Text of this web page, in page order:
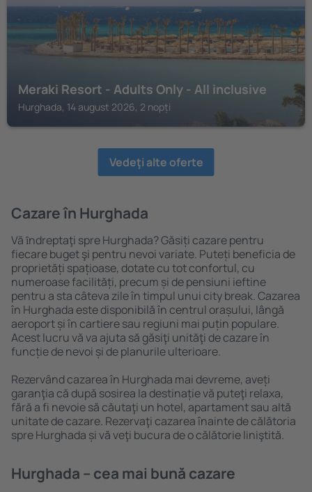
Meraki Resort - Adults Only - All inclusive
Hurghada, 14 august 2026, 2 nopți
Vedeţi alte oferte
Cazare în Hurghada
Vă ȋndreptaţi spre Hurghada? Găsiți cazare pentru
fiecare buget şi pentru nevoi variate. Puteți beneficia de
proprietăți spațioase, dotate cu tot confortul, cu
numeroase facilități, precum și de pensiuni ieftine
pentru a sta câteva zile în timpul unui city break. Cazarea
în Hurghada este disponibilă în centrul orașului, lângă
aeroport și în cartiere sau regiuni mai puțin populare.
Acest lucru vă va ajuta să găsiţi unităţi de cazare în
funcție de nevoi și de planurile ulterioare.
Rezervând cazarea în Hurghada mai devreme, aveți
garanţia că după sosirea la destinație vă puteţi relaxa,
fără a fi nevoie să căutaţi un hotel, apartament sau altă
unitate de cazare. Rezervaţi cazarea înainte de călătoria
spre Hurghada și vă veţi bucura de o călătorie liniştită.
Hurghada – cea mai bună cazare